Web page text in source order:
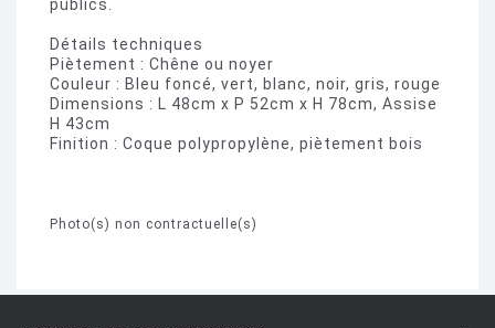
publics.
Détails techniques
Piètement : Chêne ou noyer
Couleur : Bleu foncé, vert, blanc, noir, gris, rouge
Dimensions : L 48cm x P 52cm x H 78cm, Assise
H 43cm
Finition : Coque polypropylène, piètement bois
Photo(s) non contractuelle(s)